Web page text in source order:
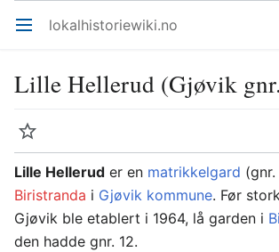
Åpne hovedmenyen lokalhistoriewiki.no
Lille Hellerud (Gjøvik
Overvåk
Lille Hellerud er en matrikkelgard (gnr.
Biristranda i Gjøvik kommune. Før
Gjøvik ble etablert i 1964, lå garden i
den hadde gnr. 12.